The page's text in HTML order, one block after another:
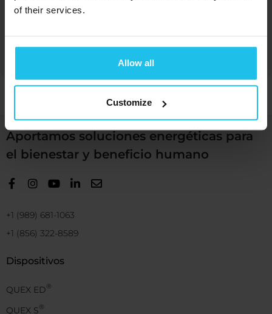
of their services.
Allow all
Customize
Aportamos soluciones energéticas para
el bienestar y beneficio humano
+1 (989) 681-1063
+1 (856) 322-8589
Dispositivos
QUEX ED®
QUEX S®